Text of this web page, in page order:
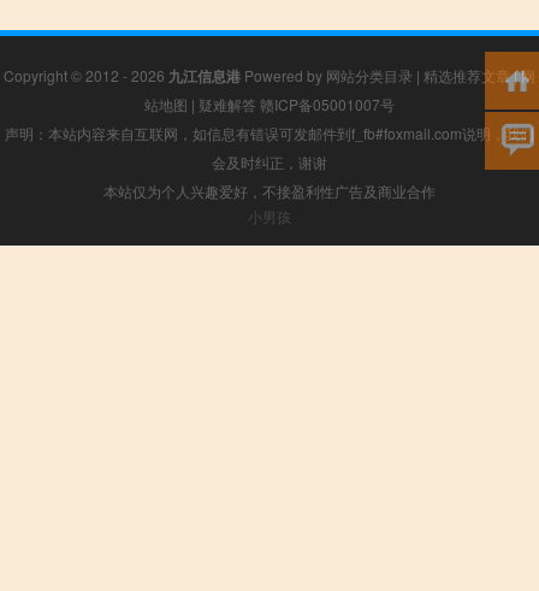
Copyright © 2012 - 2026 九江信息港 Powered by 网站分类目录 | 精选推荐文章|网
站地图 | 疑难解答 赣ICP备05001007号
声明：本站内容来自互联网，如信息有错误可发邮件到f_fb#foxmail.com说明，我们
会及时纠正，谢谢
本站仅为个人兴趣爱好，不接盈利性广告及商业合作
小男孩